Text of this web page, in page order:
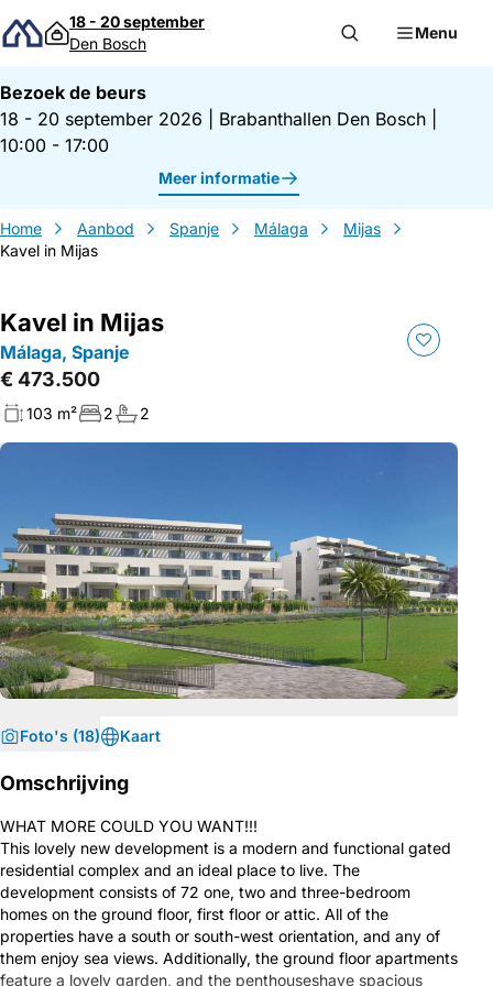
Direct naar inhoud
18 - 20 september
Den Bosch
Menu
Bezoek de beurs
18 - 20 september 2026
Brabanthallen Den Bosch
10:00 - 17:00
Meer informatie
Home Aanbod Spanje Málaga
Mijas
Kavel in Mijas
Kavel in Mijas
Málaga, Spanje
€ 473.500
103 m² 2 2
Foto's (18) Kaart
Omschrijving
WHAT MORE COULD YOU WANT!!!
This lovely new development is a modern and functional gated
residential complex and an ideal place to live. The
development consists of 72 one, two and three-bedroom
homes on the ground floor, first floor or attic. All of the
properties have a south or south-west orientation, and any of
them enjoy sea views. Additionally, the ground floor apartments
feature a lovely garden, and the penthouseshave spacious